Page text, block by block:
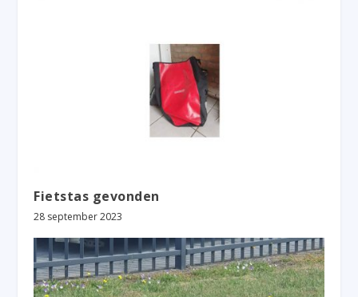
Fietstas gevonden
28 september 2023